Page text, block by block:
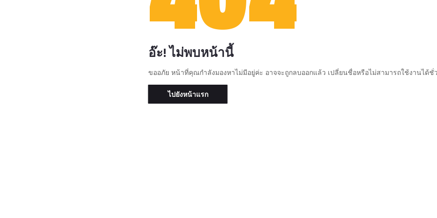
อ๊ะ! ไม่พบหน้านี้
ขออภัย หน้าที่คุณกำลังมองหาไม่มีอยู่ค่ะ อาจจะถูกลบออกแล้ว เปลี่ยนชื่อหรือไม่สามารถใช้งานได้ชั่
ไปยังหน้าแรก